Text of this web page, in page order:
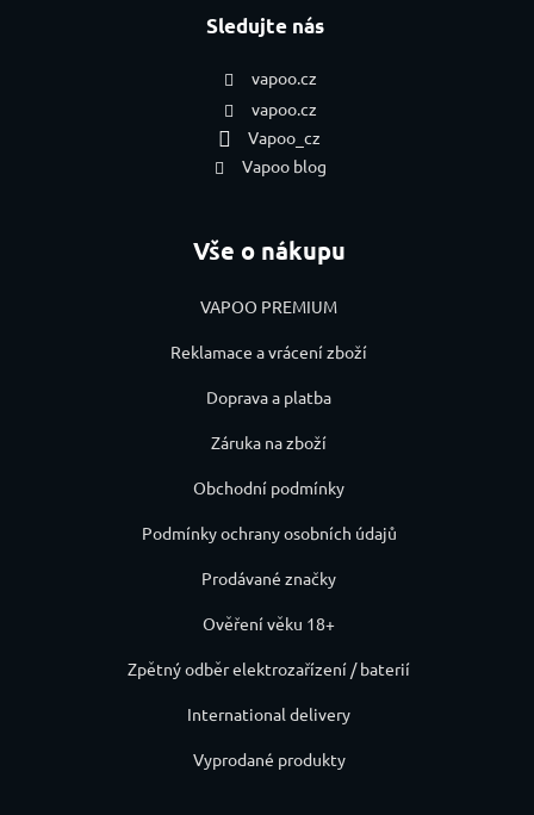
Sledujte nás
vapoo.cz
vapoo.cz
Vapoo_cz
Vapoo blog
Vše o nákupu
VAPOO PREMIUM
Reklamace a vrácení zboží
Doprava a platba
Záruka na zboží
Obchodní podmínky
Podmínky ochrany osobních údajů
Prodávané značky
Ověření věku 18+
Zpětný odběr elektrozařízení / baterií
International delivery
Vyprodané produkty